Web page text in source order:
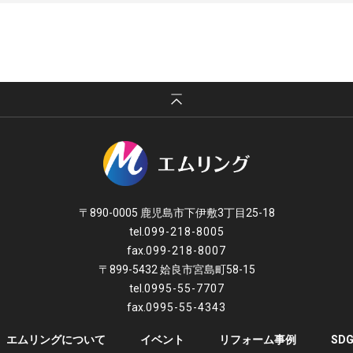
〒890-0005 鹿児島市下伊敷3丁目25-18
tel. 099-218-8005
fax.099-218-8007
〒899-5432 姶良市宮島町58-15
tel. 0995-55-7707
fax.0995-55-4343
エムリングについて イベント リフォーム事例